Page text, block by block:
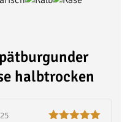
halbtrocken